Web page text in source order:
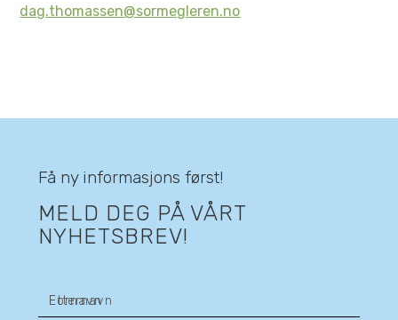
dag.thomassen@sormegleren.no
Få ny informasjons først!
MELD DEG PÅ VÅRT
NYHETSBREV!